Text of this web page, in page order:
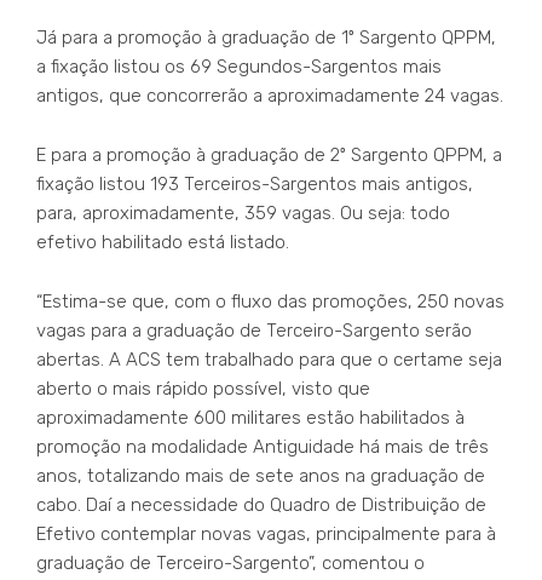
Já para a promoção à graduação de 1º Sargento QPPM,
a fixação listou os 69 Segundos-Sargentos mais
antigos, que concorrerão a aproximadamente 24 vagas.
E para a promoção à graduação de 2º Sargento QPPM, a
fixação listou 193 Terceiros-Sargentos mais antigos,
para, aproximadamente, 359 vagas. Ou seja: todo
efetivo habilitado está listado.
“Estima-se que, com o fluxo das promoções, 250 novas
vagas para a graduação de Terceiro-Sargento serão
abertas. A ACS tem trabalhado para que o certame seja
aberto o mais rápido possível, visto que
aproximadamente 600 militares estão habilitados à
promoção na modalidade Antiguidade há mais de três
anos, totalizando mais de sete anos na graduação de
cabo. Daí a necessidade do Quadro de Distribuição de
Efetivo contemplar novas vagas, principalmente para à
graduação de Terceiro-Sargento”, comentou o